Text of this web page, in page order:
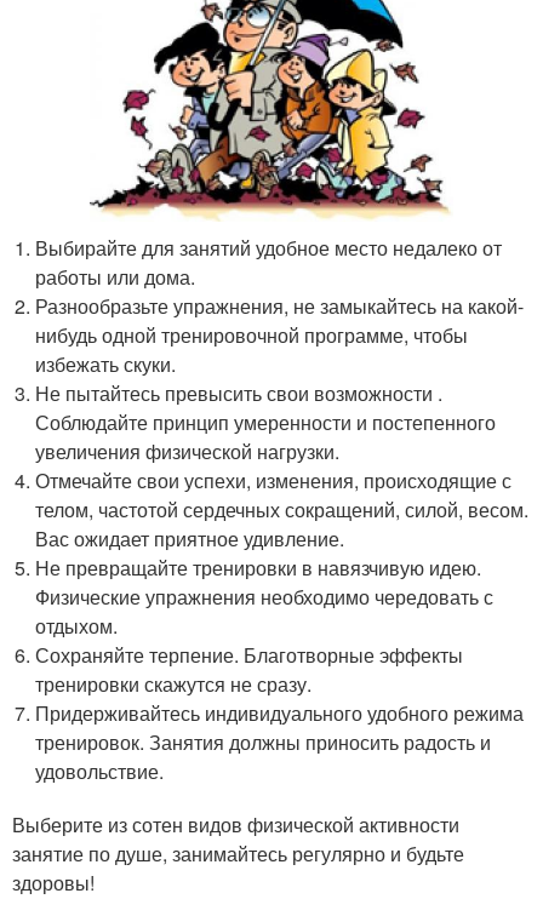
Выбирайте для занятий удобное место недалеко от
работы или дома.
Разнообразьте упражнения, не замыкайтесь на какой-
нибудь одной тренировочной программе, чтобы
избежать скуки.
Не пытайтесь превысить свои возможности .
Соблюдайте принцип умеренности и постепенного
увеличения физической нагрузки.
Отмечайте свои успехи, изменения, происходящие с
телом, частотой сердечных сокращений, силой, весом.
Вас ожидает приятное удивление.
Не превращайте тренировки в навязчивую идею.
Физические упражнения необходимо чередовать с
отдыхом.
Сохраняйте терпение. Благотворные эффекты
тренировки скажутся не сразу.
Придерживайтесь индивидуального удобного режима
тренировок. Занятия должны приносить радость и
удовольствие.
Выберите из сотен видов физической активности
занятие по душе, занимайтесь регулярно и будьте
здоровы!